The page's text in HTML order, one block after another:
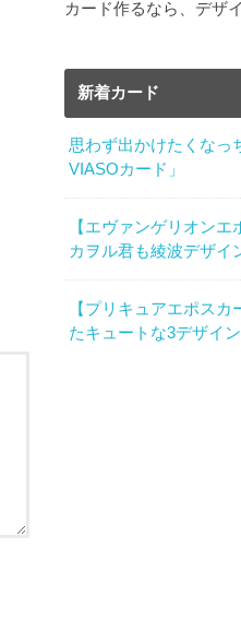
カード作るなら、デザ
新着カード
思わず出かけたくなっ
VIASOカード」
【エヴァンゲリオン
カヲル君も綾波デザイ
【プリキュアエポス
たキュートな3デザイン